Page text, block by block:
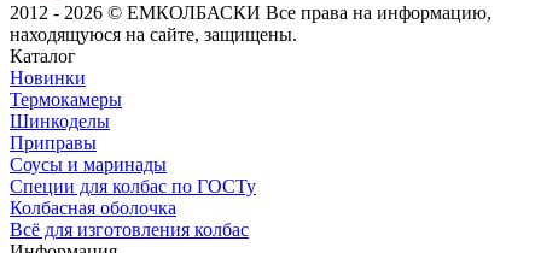
2012 - 2026 © ЕМКОЛБАСКИ Все права на информацию,
находящуюся на сайте, защищены.
Каталог
Новинки
Термокамеры
Шинкоделы
Приправы
Соусы и маринады
Специи для колбас по ГОСТу
Колбасная оболочка
Всё для изготовления колбас